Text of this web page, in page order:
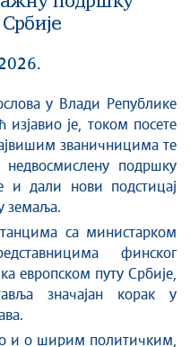
у Влади Републике
је, током посете
званичницима те
подршку
и дали нови подстицај
земаља.
са министарком
финског
европском путу Србије,
значајан корак у
и о ширим политичким,